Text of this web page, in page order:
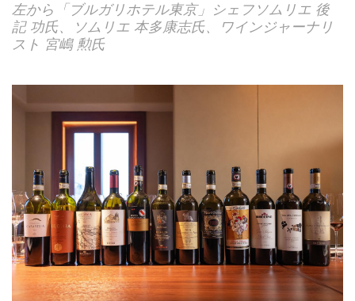
左から「ブルガリホテル東京」シェフソムリエ 後
記 功氏、ソムリエ 本多康志氏、ワインジャーナリ
スト 宮嶋 勲氏